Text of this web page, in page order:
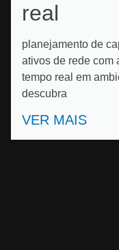
real
planejamento de
ativos de rede com
tempo real em
descubra
VER MAIS